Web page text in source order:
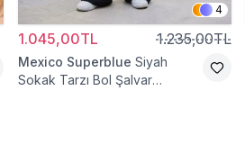
4
1.045,00TL 1.235,00TL
Mexico Superblue Siyah
Sokak Tarzı Bol Şalvar